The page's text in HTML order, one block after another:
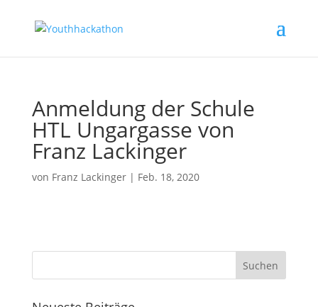
Anmeldung der Schule
HTL Ungargasse von
Franz Lackinger
von Franz Lackinger| Feb. 18, 2020